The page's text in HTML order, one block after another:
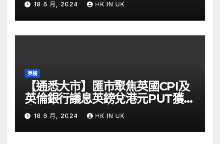
18 6 月, 2024 HK IN UK
英鎊
【通悉大市】匯市聚焦英國CPI及
英倫銀行議息英鎊兌港元PUT獲資
金留意 – Now 財經
18 6 月, 2024 HK IN UK